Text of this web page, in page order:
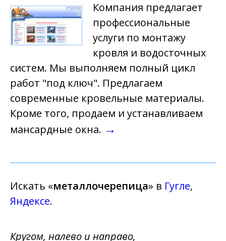
Компания предлагает
профессиональные
услуги по монтажу
кровля и водосточных
систем. Мы выполняем полный цикл
работ "под ключ". Предлагаем
современные кровельные материалы.
Кроме того, продаем и устанавливаем
мансардные окна. →
Искать «металлочерепица» в Гугле,
Яндексе.
Кругом, налево и направо,